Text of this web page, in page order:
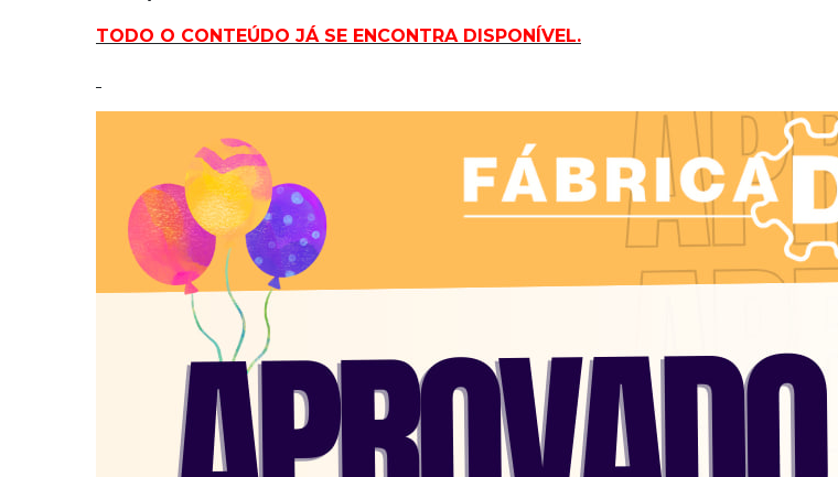
TODO O CONTEÚDO JÁ SE ENCONTRA DISPONÍVEL.